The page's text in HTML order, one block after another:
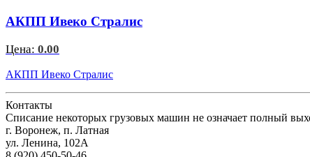
АКПП Ивеко Стралис
Цена: 0.00
АКПП Ивеко Стралис
Контакты
Списание некоторых грузовых машин не означает полный
г. Воронеж, п. Латная
ул. Ленина, 102А